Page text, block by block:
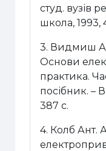
студ. вузів
школа, 1993,
3. Видмиш
Основи
практика.
посібник. –
387 с.
4. Колб Ант.